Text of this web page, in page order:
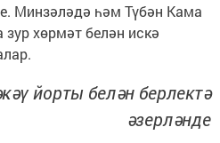
Минзәләдә һәм Түбән Кама
хөрмәт белән искә
йорты белән берлектә
әзерләнде